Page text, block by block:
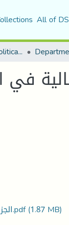
All of
Faculty of Law and Political Science
في
الجزاءات المالية في النزاعات الزوجية.pdf(1.87 MB)